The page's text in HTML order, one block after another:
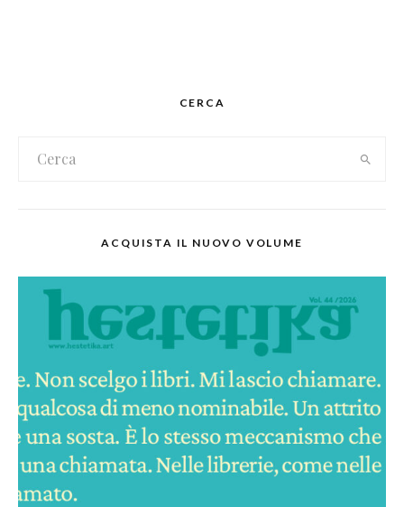
CERCA
ACQUISTA IL NUOVO VOLUME